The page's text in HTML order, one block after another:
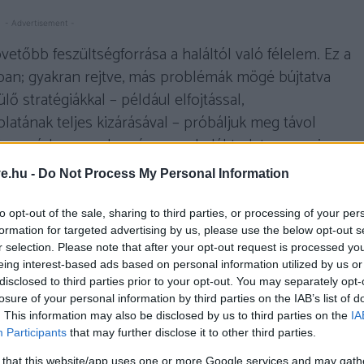
- Do Not Process My Personal Information
opt-out of the sale, sharing to third parties, or processing of your
for targeted advertising by us, please use the below opt-out
selection. Please note that after your opt-out request is processed
interest-based ads based on personal information utilized by us
to third parties prior to your opt-out. You may separately
of your personal information by third parties on the IAB’s list of
This information may also be disclosed by us to third parties on the
Participants that may further disclose it to other third parties.
that this website/app uses one or more Google services and may
- Advertisement -
feszültségforrása a haláltól való félelem. Ez a
gyakran rejtve, más problémák mögé bújtatva
stratégiákkal – például elfojtással,
teljes kizárásával – próbáljuk meg távol
módon azonban éppen a halál tudata az, ami
vezethet. Yalom (2017) úgy véli, hogyaki képes
a halogatás, a félig megélt élet
tartalmas élet felé.
világkép viszont egyre kevésbé tud mit
A halálról és veszteségekről való kommunikáció
vált. Ahogy Kőváry (2022) fogalmaz, a halál
vált. A modern ember sokszor abban a téves
a veszteség távoli és kivédhető. Ez azonban